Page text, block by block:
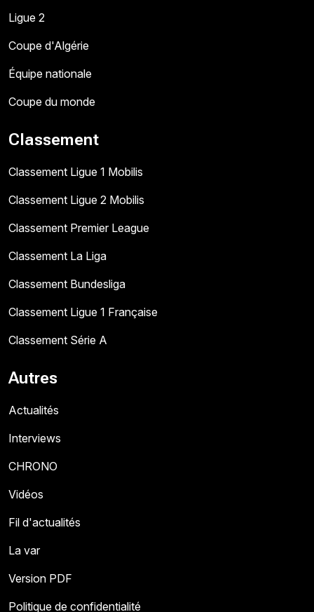
Ligue 2
Coupe d'Algérie
Équipe nationale
Coupe du monde
Classement
Classement Ligue 1 Mobilis
Classement Ligue 2 Mobilis
Classement Premier League
Classement La Liga
Classement Bundesliga
Classement Ligue 1 Française
Classement Série A
Autres
Actualités
Interviews
CHRONO
Vidéos
Fil d'actualités
La var
Version PDF
Politique de confidentialité